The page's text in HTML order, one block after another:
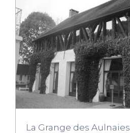
La Grange des Aulnaies